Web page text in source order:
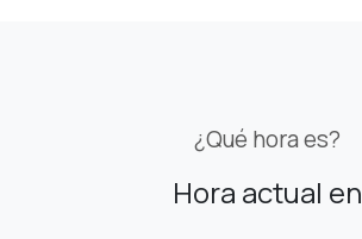
¿Qué hora es?
Hora actual en